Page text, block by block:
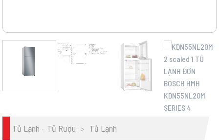
Tủ Lạnh - Tủ Rượu > Tủ Lạnh